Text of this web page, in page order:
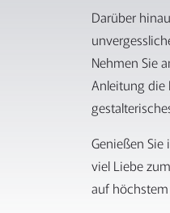
Darüber
Nehmen Sie
Anleitung die
Genießen
viel Liebe
auf